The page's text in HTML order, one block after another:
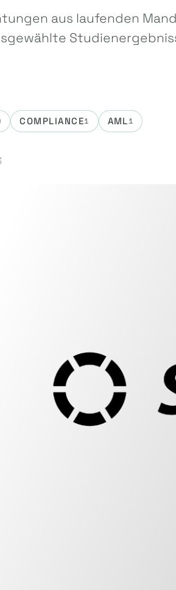
aus laufenden
COMPLIANCE1 AML1